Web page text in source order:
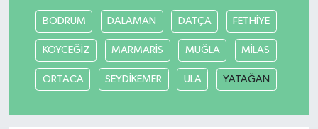
BODRUM DALAMAN DATÇA FETHİYE
KÖYCEĞİZ MARMARİS MUĞLA MİLAS
ORTACA SEYDİKEMER ULA YATAĞAN
SAĞLIK
ŞİRKET HABERLERİ